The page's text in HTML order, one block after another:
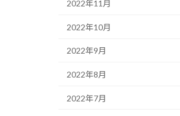
2022年11月
2022年10月
2022年9月
2022年8月
2022年7月